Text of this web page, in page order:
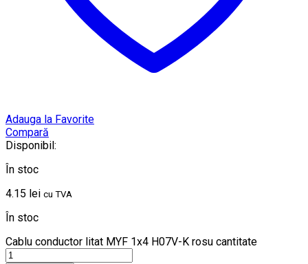
Adauga la Favorite
Compară
Disponibil:
În stoc
4.15 lei cu TVA
În stoc
Cablu conductor litat MYF 1x4 H07V-K rosu cantitate